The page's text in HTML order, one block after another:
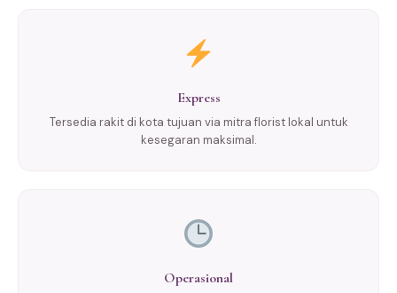
Express
Tersedia rakit di kota tujuan via mitra florist lokal untuk
kesegaran maksimal.
Operasional